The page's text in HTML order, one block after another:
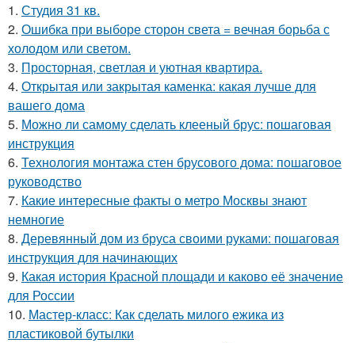
1. Студия 31 кв.
2. Ошибка при выборе сторон света = вечная борьба с
холодом или светом.
3. Просторная, светлая и уютная квартира.
4. Открытая или закрытая каменка: какая лучше для
вашего дома
5. Можно ли самому сделать клееный брус: пошаговая
инструкция
6. Технология монтажа стен брусового дома: пошаговое
руководство
7. Какие интересные факты о метро Москвы знают
немногие
8. Деревянный дом из бруса своими руками: пошаговая
инструкция для начинающих
9. Какая история Красной площади и каково её значение
для России
10. Мастер-класс: Как сделать милого ежика из
пластиковой бутылки